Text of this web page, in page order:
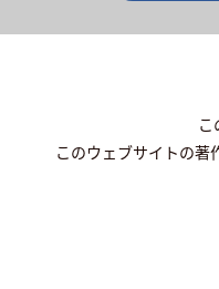
このウェブサイトの